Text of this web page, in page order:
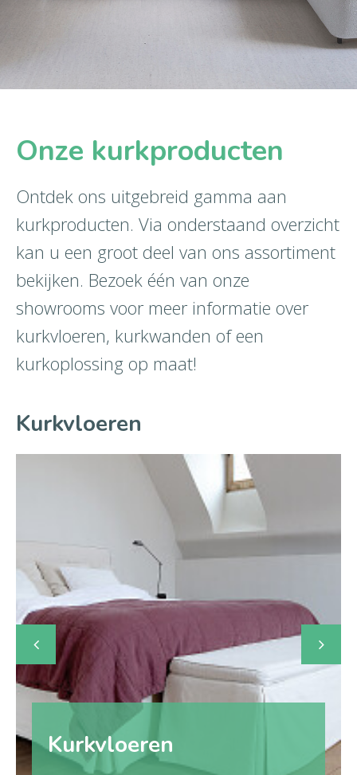
Onze kurkproducten
Ontdek ons uitgebreid gamma aan
kurkproducten. Via onderstaand overzicht
kan u een groot deel van ons assortiment
bekijken. Bezoek één van onze
showrooms voor meer informatie over
kurkvloeren, kurkwanden of een
kurkoplossing op maat!
Kurkvloeren
Kurkvloeren